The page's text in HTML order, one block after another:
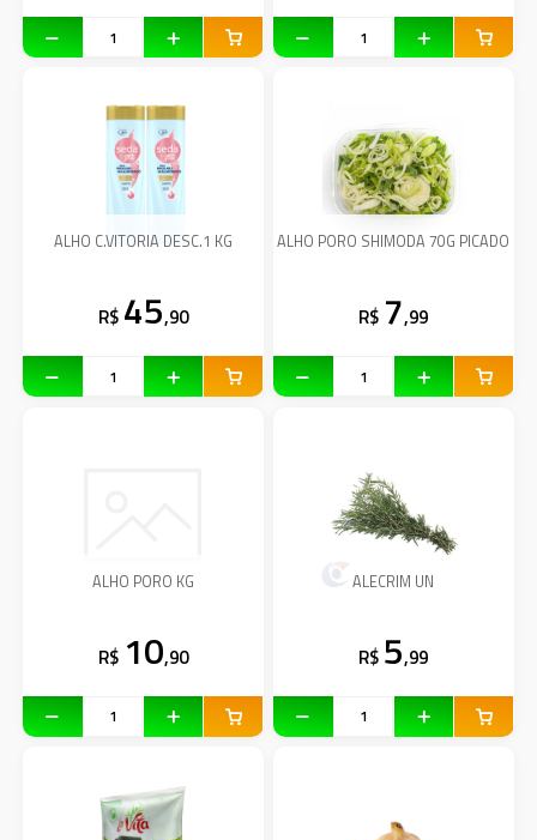
ALHO C.VITORIA DESC.1 KG
R$ 45,90
ALHO PORO SHIMODA 70G PICADO
R$ 7,99
ALHO PORO KG
R$ 10,90
ALECRIM UN
R$ 5,99